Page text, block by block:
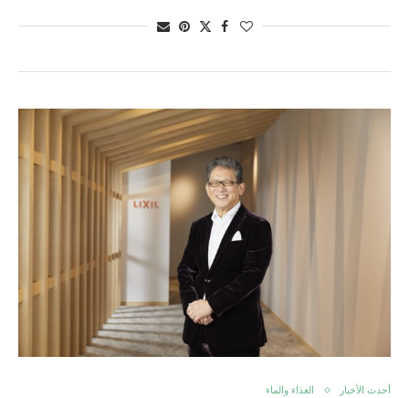
أحدث الأخبار الغذاء والماء